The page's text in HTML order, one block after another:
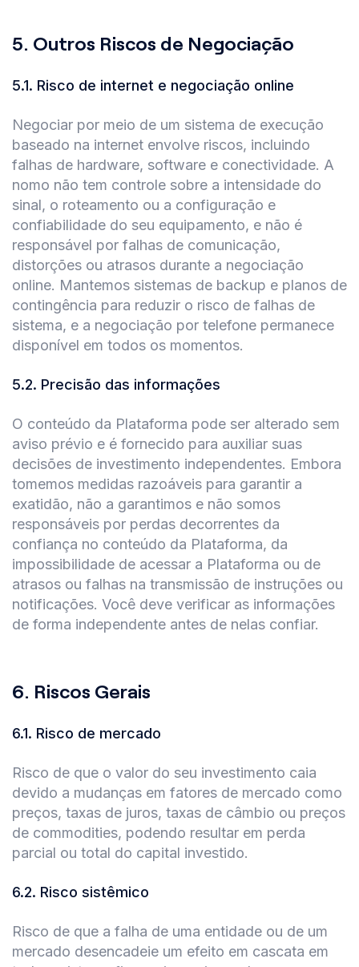
5. Outros Riscos de Negociação
5.1. Risco de internet e negociação online
Negociar por meio de um sistema de execução
baseado na internet envolve riscos, incluindo
falhas de hardware, software e conectividade. A
nomo não tem controle sobre a intensidade do
sinal, o roteamento ou a configuração e
confiabilidade do seu equipamento, e não é
responsável por falhas de comunicação,
distorções ou atrasos durante a negociação
online. Mantemos sistemas de backup e planos de
contingência para reduzir o risco de falhas de
sistema, e a negociação por telefone permanece
disponível em todos os momentos.
5.2. Precisão das informações
O conteúdo da Plataforma pode ser alterado sem
aviso prévio e é fornecido para auxiliar suas
decisões de investimento independentes. Embora
tomemos medidas razoáveis para garantir a
exatidão, não a garantimos e não somos
responsáveis por perdas decorrentes da
confiança no conteúdo da Plataforma, da
impossibilidade de acessar a Plataforma ou de
atrasos ou falhas na transmissão de instruções ou
notificações. Você deve verificar as informações
de forma independente antes de nelas confiar.
6. Riscos Gerais
6.1. Risco de mercado
Risco de que o valor do seu investimento caia
devido a mudanças em fatores de mercado como
preços, taxas de juros, taxas de câmbio ou preços
de commodities, podendo resultar em perda
parcial ou total do capital investido.
6.2. Risco sistêmico
Risco de que a falha de uma entidade ou de um
mercado desencadeie um efeito em cascata em